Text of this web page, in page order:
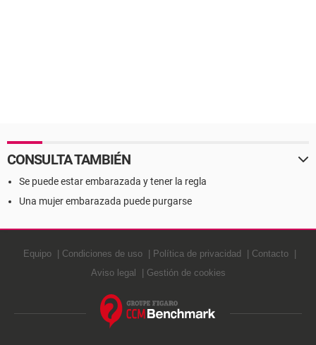
CONSULTA TAMBIÉN
Se puede estar embarazada y tener la regla
Una mujer embarazada puede purgarse
Equipo Condiciones de uso Política de privacidad
Contacto
Aviso legal
Gestión de cookies